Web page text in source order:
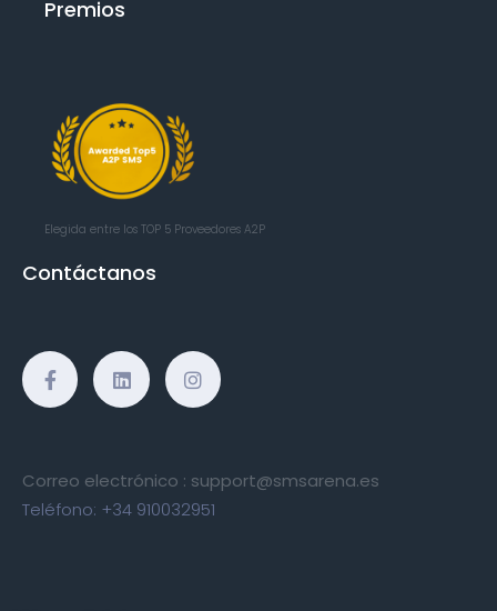
Premios
Elegida entre los TOP 5 Proveedores A2P
Contáctanos
Correo electrónico : support@smsarena.es
Teléfono: +34 910032951